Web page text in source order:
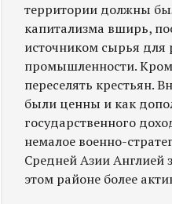
территории должны
капитализма вширь,
источником сырья для
промышленности.
переселять крестьян.
были ценны и как
государственного
немалое военно-
Средней Азии Англией
этом районе более